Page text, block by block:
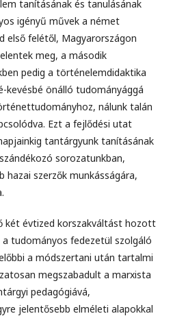
tanításának és tanulásának
igényű művek a német
első felétől, Magyarországon
meg, a második
pedig a történelemdidaktika
önálló tudományággá
nálunk talán
Ezt a fejlődési utat
tantárgyunk tanításának
sorozatunkban,
hazai szerzők munkásságára,
két évtized korszakváltást hozott
tudományos fedezetül szolgáló
a módszertani után tartalmi
megszabadult a marxista
pedagógiává,
jelentősebb elméleti alapokkal